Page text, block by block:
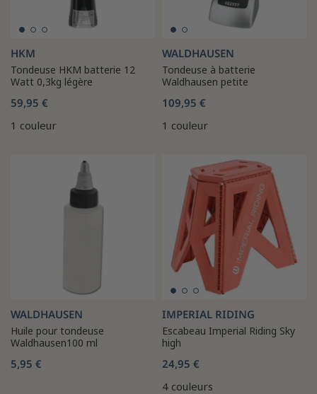
HKM
Tondeuse HKM batterie 12
Watt 0,3kg légère
59,95 €
1 couleur
WALDHAUSEN
Tondeuse à batterie
Waldhausen petite
109,95 €
1 couleur
WALDHAUSEN
Huile pour tondeuse
Waldhausen100 ml
5,95 €
IMPERIAL RIDING
Escabeau Imperial Riding Sky
high
24,95 €
4 couleurs